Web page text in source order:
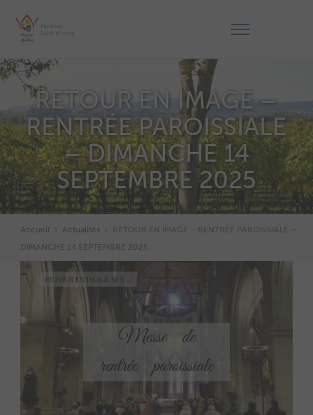
RETOUR EN IMAGE –
RENTRÉE PAROISSIALE
– DIMANCHE 14
SEPTEMBRE 2025
Accueil Actualités
RETOUR EN IMAGE – RENTRÉE PAROISSIALE –
DIMANCHE 14 SEPTEMBRE 2025